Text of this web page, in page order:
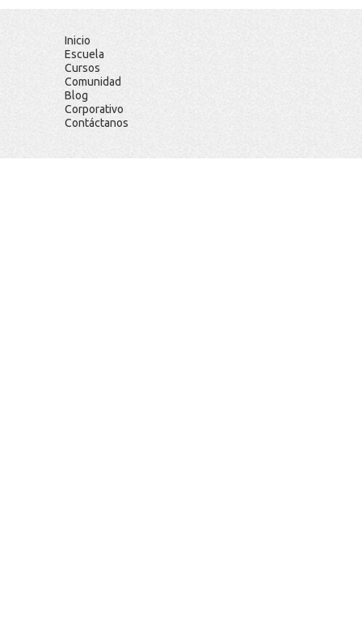
Inicio
Escuela
Cursos
Comunidad
Blog
Corporativo
Contáctanos